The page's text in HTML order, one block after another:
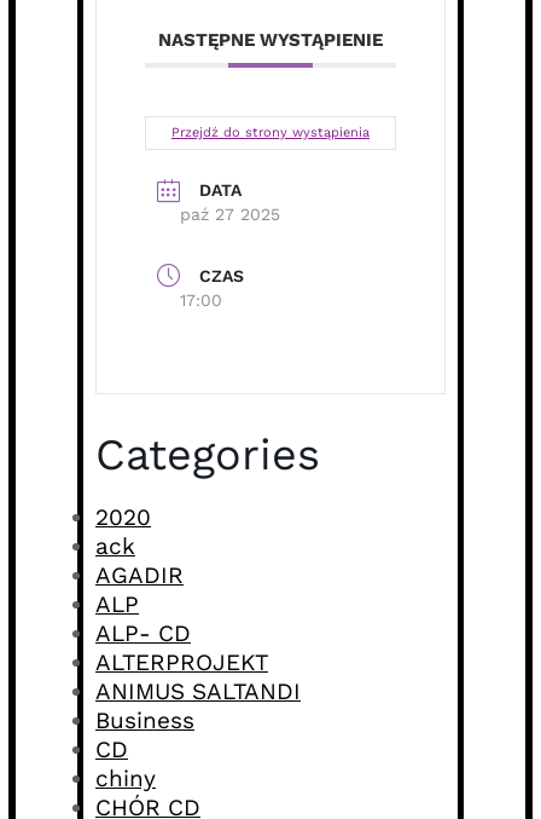
NASTĘPNE WYSTĄPIENIE
Przejdź do strony wystąpienia
DATA
paź 27 2025
CZAS
17:00
Categories
2020
ack
AGADIR
ALP
ALP- CD
ALTERPROJEKT
ANIMUS SALTANDI
Business
CD
chiny
CHÓR CD